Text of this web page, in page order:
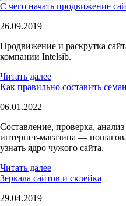
С чего начать продвижение
26.09.2019
Продвижение и раскрутка
компании Intelsib.
Читать далее
Как правильно составить
06.01.2022
Составление, проверка,
интернет-магазина —
узнать ядро чужого сайта.
Читать далее
Зеркала сайтов и склейка
29.04.2019